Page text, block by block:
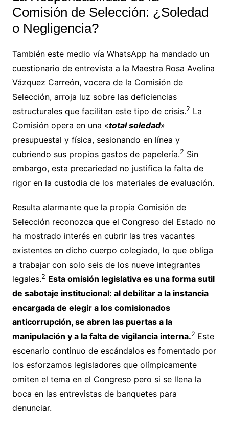
Comisión de Selección: ¿Soledad
o Negligencia?
También este medio vía WhatsApp ha mandado un
cuestionario de entrevista a la Maestra Rosa Avelina
Vázquez Carreón, vocera de la Comisión de
Selección, arroja luz sobre las deficiencias
estructurales que facilitan este tipo de crisis.2 La
Comisión opera en una «total soledad»
presupuestal y física, sesionando en línea y
cubriendo sus propios gastos de papelería.2 Sin
embargo, esta precariedad no justifica la falta de
rigor en la custodia de los materiales de evaluación.
Resulta alarmante que la propia Comisión de
Selección reconozca que el Congreso del Estado no
ha mostrado interés en cubrir las tres vacantes
existentes en dicho cuerpo colegiado, lo que obliga
a trabajar con solo seis de los nueve integrantes
legales.2 Esta omisión legislativa es una forma sutil
de sabotaje institucional: al debilitar a la instancia
encargada de elegir a los comisionados
anticorrupción, se abren las puertas a la
manipulación y a la falta de vigilancia interna.2 Este
escenario continuo de escándalos es fomentado por
los esforzamos legisladores que olímpicamente
omiten el tema en el Congreso pero si se llena la
boca en las entrevistas de banquetes para
denunciar.